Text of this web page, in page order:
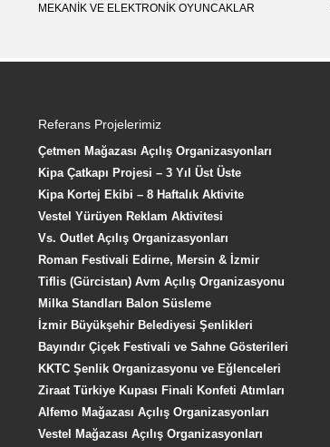
MEKANIK VE ELEKTRONIK OYUNCAKLAR
Referans Projelerimiz
Çetmen Mağazası Açılış Organizasyonları
Kipa Çatkapı Projesi – 3 Yıl Üst Üste
Kipa Kortej Ekibi – 8 Haftalık Aktivite
Vestel Yürüyen Reklam Aktivitesi
Vs. Outlet Açılış Organizasyonları
Roman Festivali Edirne, Mersin & İzmir
Tiflis (Gürcistan) Avm Açılış Organizasyonu
Milka Standları Balon Süsleme
İzmir Büyükşehir Belediyesi Şenlikleri
Bayındır Çiçek Festivali ve Sahne Gösterileri
KKTC Şenlik Organizasyonu ve Eğlenceleri
Ziraat Türkiye Kupası Finali Konfeti Atımları
Alfemo Mağazası Açılış Organizasyonları
Vestel Mağazası Açılış Organizasyonları